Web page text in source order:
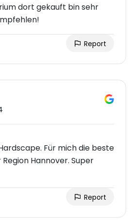
dort gekauft bin sehr
Report
Für mich die beste
Hannover. Super
Report